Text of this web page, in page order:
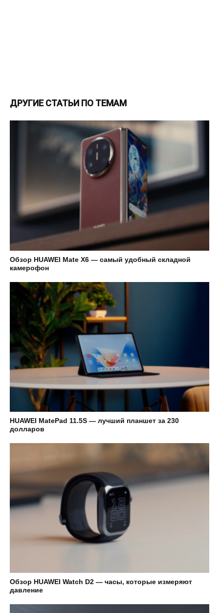
ДРУГИЕ СТАТЬИ ПО ТЕМАМ
Обзор HUAWEI Mate X6 — самый удобный складной
камерофон
HUAWEI MatePad 11.5S — лучший планшет за 230
долларов
Обзор HUAWEI Watch D2 — часы, которые измеряют
давление